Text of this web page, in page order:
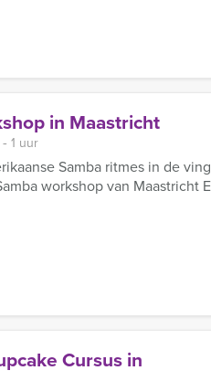
in Maastricht
1 uur
Samba ritmes in de
workshop van Maastricht
Cursus in